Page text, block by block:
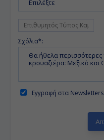
Επιλέξτε
Σχόλια*:
Εγγραφή στα Newsletters